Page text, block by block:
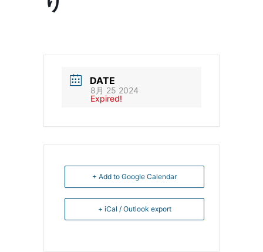
DATE
8月 25 2024
Expired!
+ Add to Google Calendar
+ iCal / Outlook export